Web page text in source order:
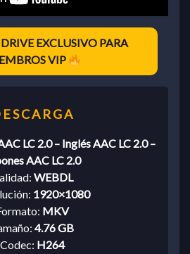
EXCLUSIVO PARA
VIP
LC 2.0 – Inglés AAC LC 2.0 –
AAC LC 2.0
WEBDL
1920×1080
MKV
4.76 GB
Codec: H264